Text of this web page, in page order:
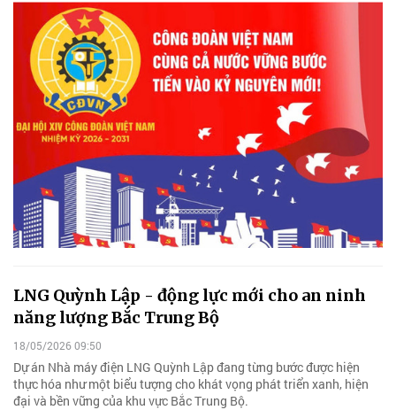
LNG Quỳnh Lập - động lực mới cho an ninh
năng lượng Bắc Trung Bộ
18/05/2026 09:50
Dự án Nhà máy điện LNG Quỳnh Lập đang từng bước được hiện
thực hóa như một biểu tượng cho khát vọng phát triển xanh, hiện
đại và bền vững của khu vực Bắc Trung Bộ.